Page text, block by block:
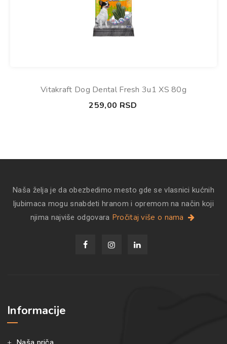
Vitakraft Dog Dental Fresh 3u1 XS 80g
259,00 RSD
Naša želja je da obezbedimo mesto gde se vlasnici kućnih
ljubimaca mogu snabdeti hranom i opremom na način koji
njima najviše odgovara Pročitaj više o nama
Informacije